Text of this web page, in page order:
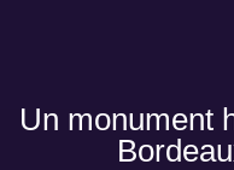
Un monument